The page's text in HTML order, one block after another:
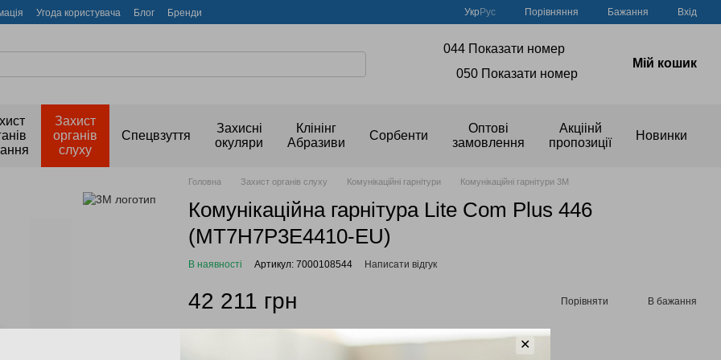
Угода користувача Блог Бренди Укр Рус Порівняння Бажання Вхід
044 Показати номер
050 Показати номер
Мій кошик
Захист
органів
слуху
Спецвзуття
Захисні
окуляри
Клінінг
Абразиви
Сорбенти
Оптові
замовлення
Акціінй
пропозиції
Новинки
Головна Захист органів слуху Комунікаційні гарнітури Комунікаційні гарнітури 3M
Комунікаційна гарнітура Lite Com Plus 446
(MT7H7P3E4410-EU)
В наявності Артикул: 7000108544 Написати відгук
42 211 грн Порівняти В бажання
для відображення накопичувальної знижки ✕